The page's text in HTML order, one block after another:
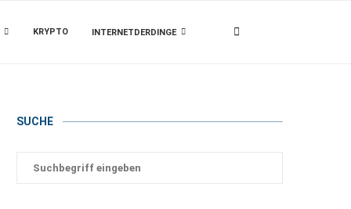
KRYPTO INTERNETDERDINGE
SUCHE